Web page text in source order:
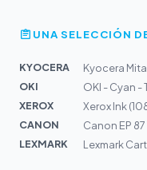
UNA SELECCIÓN
KYOCERA
Kyocera
OKI
OKI - Cyan -
XEROX
Xerox Ink
CANON
Canon EP
LEXMARK